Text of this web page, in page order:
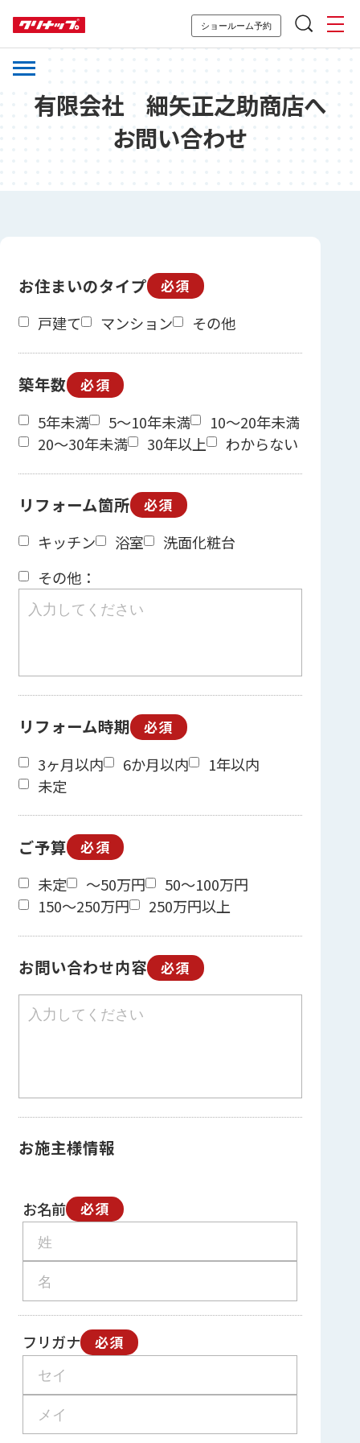
ショールーム予約
有限会社 細矢正之助商店へ
お問い合わせ
お住まいのタイプ 必須
戸建て マンション その他
築年数 必須
5年未満 5～10年未満
10～20年未満
20～30年未満
30年以上 わからない
リフォーム箇所 必須
キッチン 浴室
洗面化粧台
その他：
リフォーム時期 必須
3ヶ月以内 6か月以内
1年以内
未定
ご予算 必須
未定 ～50万円
50～100万円
150～250万円
250万円以上
お問い合わせ内容 必須
お施主様情報
お名前 必須
フリガナ 必須